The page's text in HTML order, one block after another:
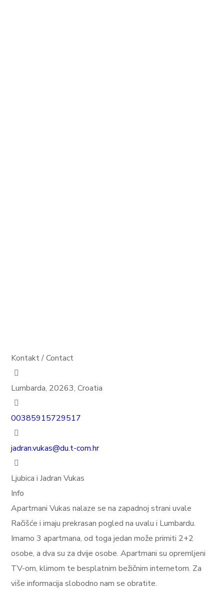
Kontakt / Contact
Lumbarda, 20263, Croatia
00385915729517
jadran.vukas@du.t-com.hr
Ljubica i Jadran Vukas
Info
Apartmani Vukas nalaze se na zapadnoj strani uvale
Račišće i imaju prekrasan pogled na uvalu i Lumbardu.
Imamo 3 apartmana, od toga jedan može primiti 2+2
osobe, a dva su za dvije osobe. Apartmani su opremljeni
TV-om, klimom te besplatnim bežičnim internetom. Za
više informacija slobodno nam se obratite.